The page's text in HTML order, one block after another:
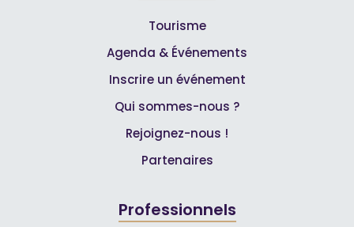
Tourisme
Agenda & Événements
Inscrire un événement
Qui sommes-nous ?
Rejoignez-nous !
Partenaires
Professionnels